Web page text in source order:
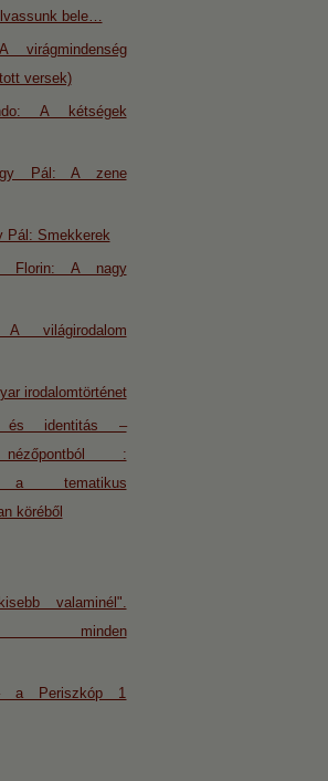
bele…
versek)
A kétségek
Pál: A zene
Pál: Smekkerek
Florin: A nagy
világirodalom
irodalomtörténet
és identitás –
nézőpontból :
a tematikus
köréből
valaminél".
minden
a Periszkóp 1